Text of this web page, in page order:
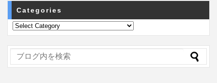
Categories